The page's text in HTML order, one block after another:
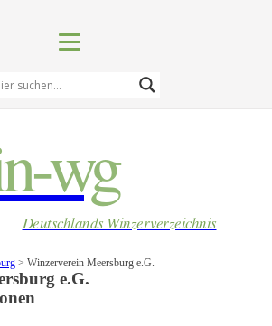
wg
Deutschlands Winzerverzeichnis
> Winzerverein Meersburg e.G.
e.G.